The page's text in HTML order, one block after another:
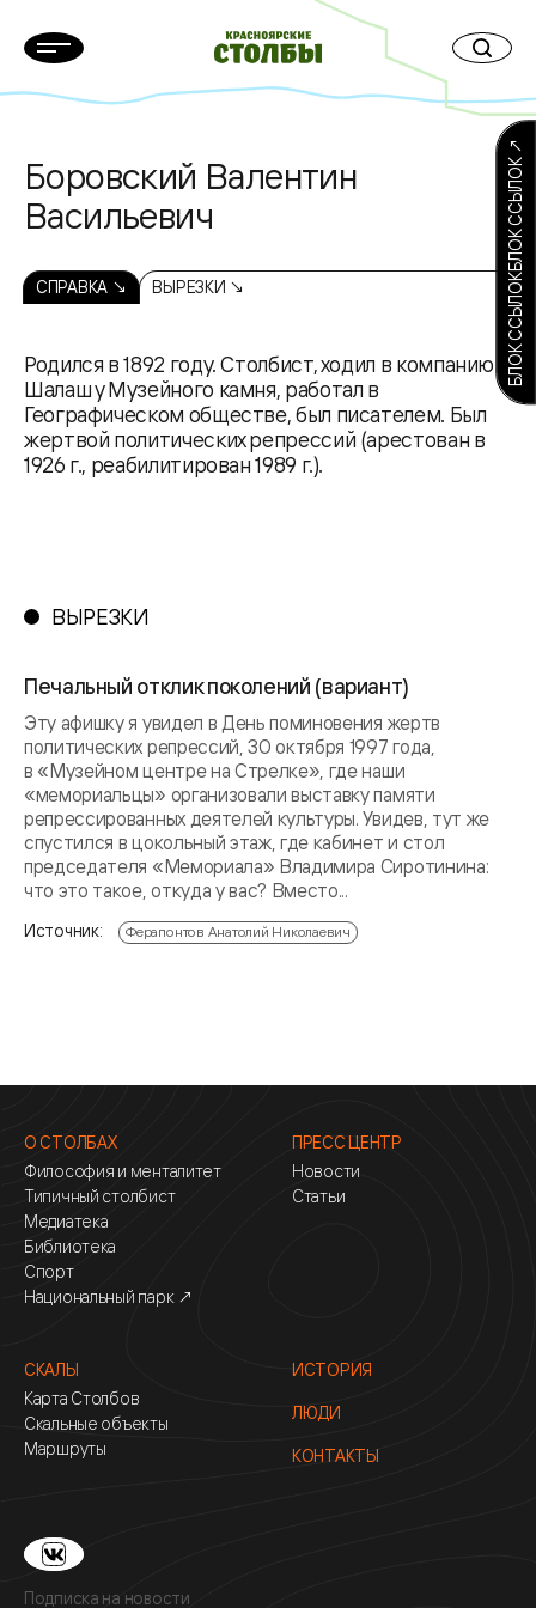
Боровский Валентин
Васильевич
СПРАВКА ↘ ВЫРЕЗКИ ↘
Родился в 1892 году. Столбист, ходил в компанию
Шалаш у Музейного камня, работал в
Географическом обществе, был писателем. Был
жертвой политических репрессий (арестован в
1926 г., реабилитирован 1989 г.).
БЛОК ССЫЛОКБЛОК ССЫЛОК ↗
ВЫРЕЗКИ
Печальный отклик поколений (вариант)
Эту афишку я увидел в День поминовения жертв
политических репрессий, 30 октября 1997 года,
в «Музейном центре на Стрелке», где наши
«мемориальцы» организовали выставку памяти
репрессированных деятелей культуры. Увидев, тут же
спустился в цокольный этаж, где кабинет и стол
председателя «Мемориала» Владимира Сиротинина:
что это такое, откуда у вас? Вместо...
Источник: Ферапонтов Анатолий Николаевич
О СТОЛБАХ
Философия и менталитет
Типичный столбист
Медиатека
Библиотека
Спорт
Национальный парк ↗
ПРЕСС ЦЕНТР
Новости
Статьи
СКАЛЫ
Карта Столбов
Скальные объекты
Маршруты
ИСТОРИЯ
ЛЮДИ
КОНТАКТЫ
Подписка на новости